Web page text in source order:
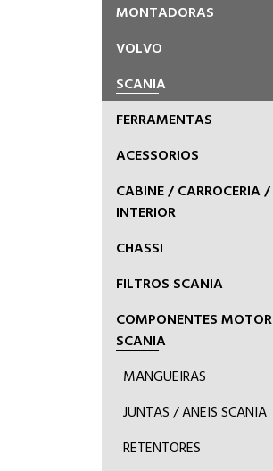
MONTADORAS
VOLVO
SCANIA
FERRAMENTAS
ACESSORIOS
CABINE / CARROCERIA /
INTERIOR
CHASSI
FILTROS SCANIA
COMPONENTES MOTOR
SCANIA
MANGUEIRAS
JUNTAS / ANEIS SCANIA
RETENTORES